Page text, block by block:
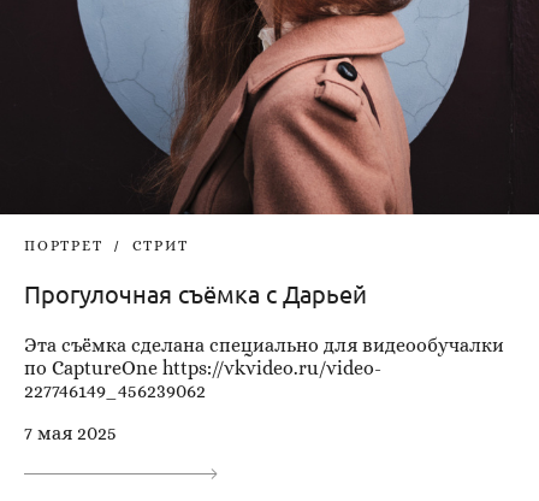
ПОРТРЕТ СТРИТ
Прогулочная съёмка с Дарьей
Эта съёмка сделана специально для видеообучалки
по CaptureOne https://vkvideo.ru/video-
227746149_456239062
7 мая 2025